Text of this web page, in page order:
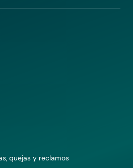
quejas y reclamos